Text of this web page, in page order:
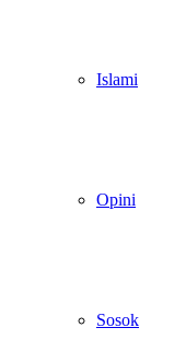
Islami
Opini
Sosok